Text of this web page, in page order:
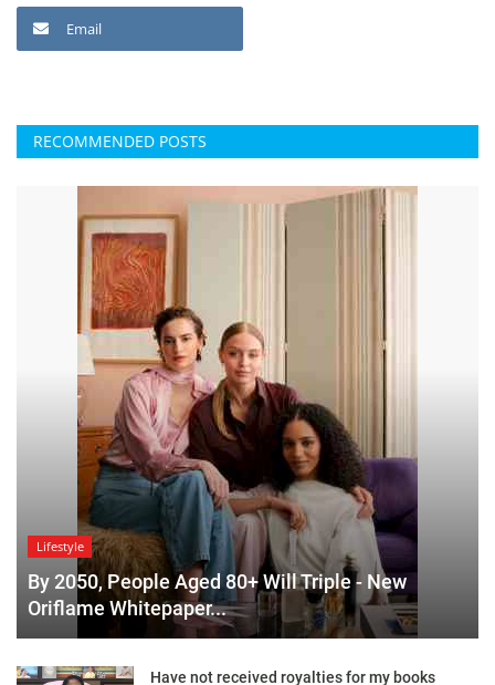
Email
RECOMMENDED POSTS
Lifestyle
By 2050, People Aged 80+ Will Triple - New
Oriflame Whitepaper...
Have not received royalties for my books